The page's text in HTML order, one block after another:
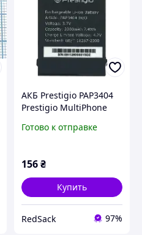
АКБ Prestigio PAP3404
Prestigio MultiPhone
Готово к отправке
156₴
Купить
RedSack 97%